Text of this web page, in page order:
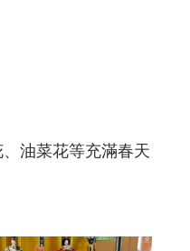
油菜花等充滿春天